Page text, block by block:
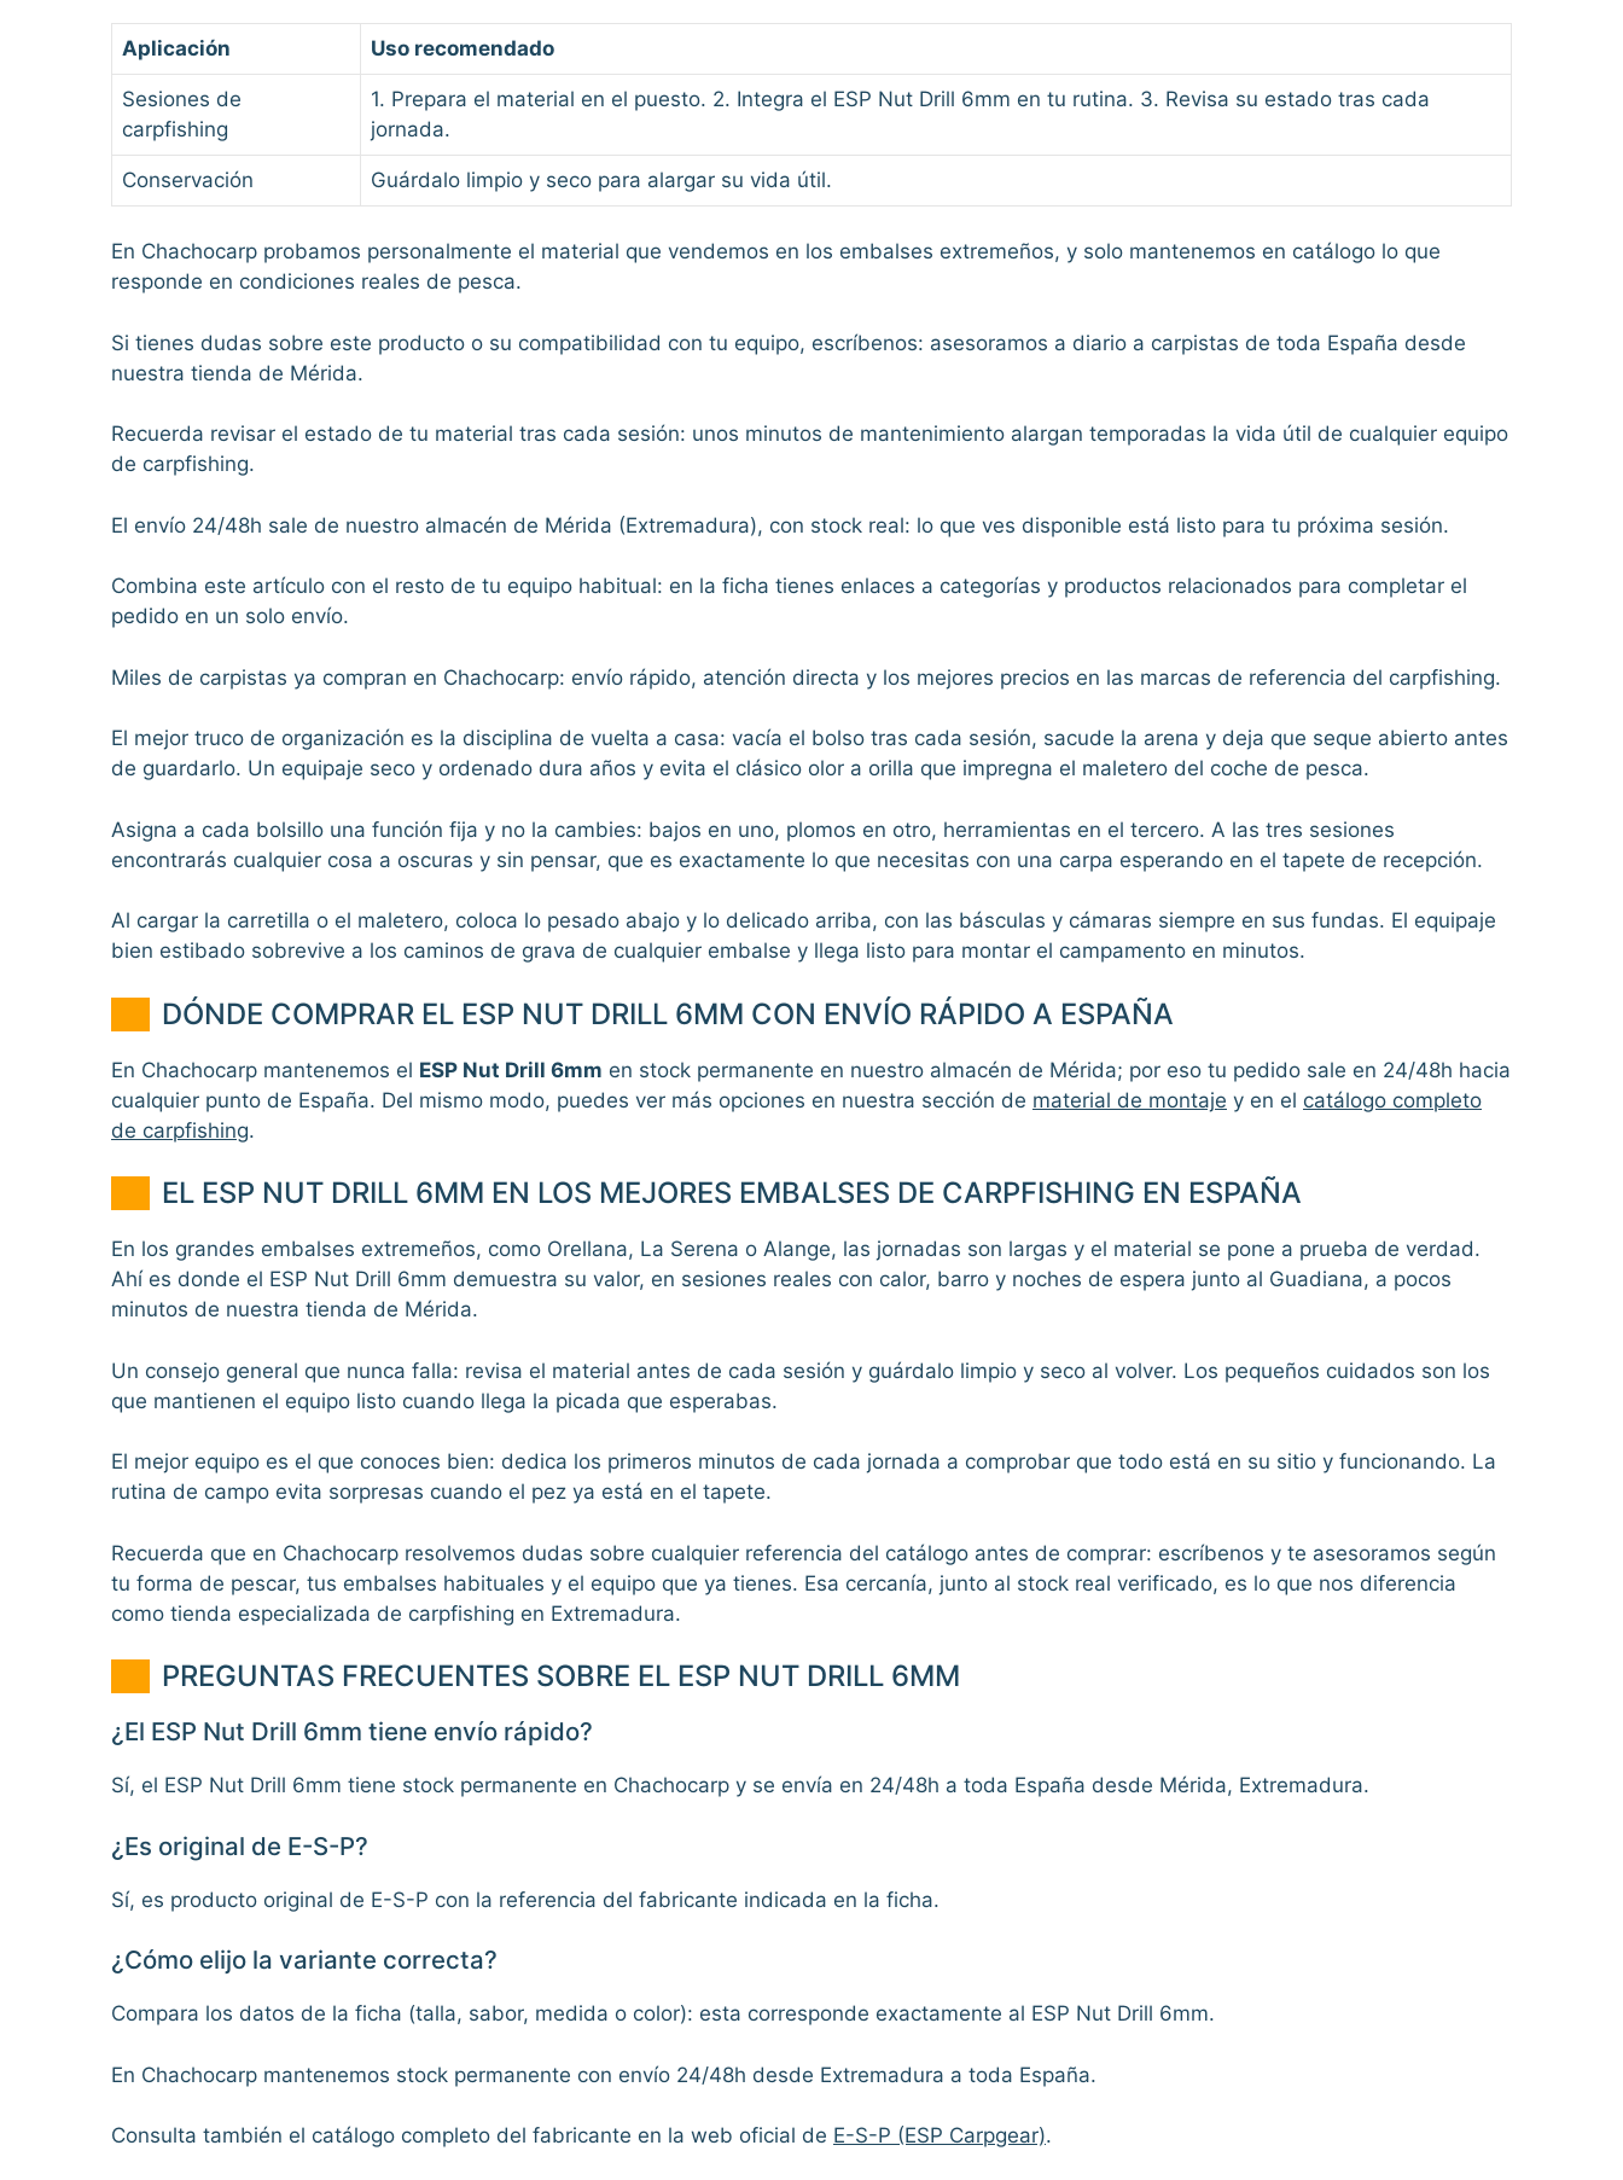
Aplicación Uso recomendado
Sesiones de
carpfishing
1. Prepara el material en el puesto. 2. Integra el ESP Nut Drill 6mm en tu rutina. 3. Revisa su estado tras cada
jornada.
Conservación Guárdalo limpio y seco para alargar su vida útil.
En Chachocarp probamos personalmente el material que vendemos en los embalses extremeños, y solo mantenemos en catálogo lo que
responde en condiciones reales de pesca.
Si tienes dudas sobre este producto o su compatibilidad con tu equipo, escríbenos: asesoramos a diario a carpistas de toda España desde
nuestra tienda de Mérida.
Recuerda revisar el estado de tu material tras cada sesión: unos minutos de mantenimiento alargan temporadas la vida útil de cualquier equipo
de carpfishing.
El envío 24/48h sale de nuestro almacén de Mérida (Extremadura), con stock real: lo que ves disponible está listo para tu próxima sesión.
Combina este artículo con el resto de tu equipo habitual: en la ficha tienes enlaces a categorías y productos relacionados para completar el
pedido en un solo envío.
Miles de carpistas ya compran en Chachocarp: envío rápido, atención directa y los mejores precios en las marcas de referencia del carpfishing.
El mejor truco de organización es la disciplina de vuelta a casa: vacía el bolso tras cada sesión, sacude la arena y deja que seque abierto antes
de guardarlo. Un equipaje seco y ordenado dura años y evita el clásico olor a orilla que impregna el maletero del coche de pesca.
Asigna a cada bolsillo una función fija y no la cambies: bajos en uno, plomos en otro, herramientas en el tercero. A las tres sesiones
encontrarás cualquier cosa a oscuras y sin pensar, que es exactamente lo que necesitas con una carpa esperando en el tapete de recepción.
Al cargar la carretilla o el maletero, coloca lo pesado abajo y lo delicado arriba, con las básculas y cámaras siempre en sus fundas. El equipaje
bien estibado sobrevive a los caminos de grava de cualquier embalse y llega listo para montar el campamento en minutos.
DÓNDE COMPRAR EL ESP NUT DRILL 6MM CON ENVÍO RÁPIDO A ESPAÑA
En Chachocarp mantenemos el ESP Nut Drill 6mm en stock permanente en nuestro almacén de Mérida; por eso tu pedido sale en 24/48h hacia
cualquier punto de España. Del mismo modo, puedes ver más opciones en nuestra sección de material de montaje y en el catálogo completo
de carpfishing.
EL ESP NUT DRILL 6MM EN LOS MEJORES EMBALSES DE CARPFISHING EN ESPAÑA
En los grandes embalses extremeños, como Orellana, La Serena o Alange, las jornadas son largas y el material se pone a prueba de verdad.
Ahí es donde el ESP Nut Drill 6mm demuestra su valor, en sesiones reales con calor, barro y noches de espera junto al Guadiana, a pocos
minutos de nuestra tienda de Mérida.
Un consejo general que nunca falla: revisa el material antes de cada sesión y guárdalo limpio y seco al volver. Los pequeños cuidados son los
que mantienen el equipo listo cuando llega la picada que esperabas.
El mejor equipo es el que conoces bien: dedica los primeros minutos de cada jornada a comprobar que todo está en su sitio y funcionando. La
rutina de campo evita sorpresas cuando el pez ya está en el tapete.
Recuerda que en Chachocarp resolvemos dudas sobre cualquier referencia del catálogo antes de comprar: escríbenos y te asesoramos según
tu forma de pescar, tus embalses habituales y el equipo que ya tienes. Esa cercanía, junto al stock real verificado, es lo que nos diferencia
como tienda especializada de carpfishing en Extremadura.
PREGUNTAS FRECUENTES SOBRE EL ESP NUT DRILL 6MM
¿El ESP Nut Drill 6mm tiene envío rápido?
Sí, el ESP Nut Drill 6mm tiene stock permanente en Chachocarp y se envía en 24/48h a toda España desde Mérida, Extremadura.
¿Es original de E-S-P?
Sí, es producto original de E-S-P con la referencia del fabricante indicada en la ficha.
¿Cómo elijo la variante correcta?
Compara los datos de la ficha (talla, sabor, medida o color): esta corresponde exactamente al ESP Nut Drill 6mm.
En Chachocarp mantenemos stock permanente con envío 24/48h desde Extremadura a toda España.
Consulta también el catálogo completo del fabricante en la web oficial de E-S-P (ESP Carpgear).